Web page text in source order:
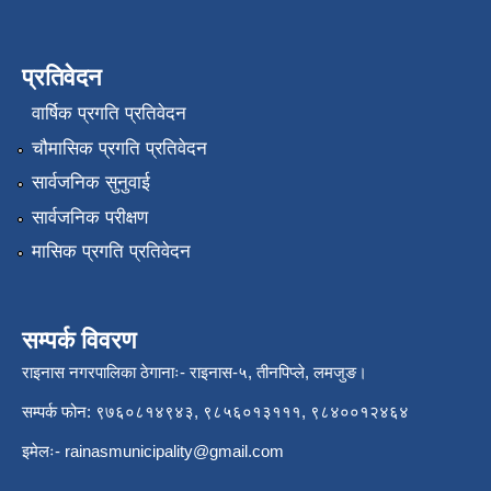
प्रतिवेदन
वार्षिक प्रगति प्रतिवेदन
चौमासिक प्रगति प्रतिवेदन
सार्वजनिक सुनुवाई
सार्वजनिक परीक्षण
मासिक प्रगति प्रतिवेदन
सम्पर्क विवरण
राइनास नगरपालिका ठेगानाः- राइनास-५, तीनपिप्ले, लमजुङ।
सम्पर्क फोन: ९७६०८१४९४३, ९८५६०१३१११, ९८४००१२४६४
इमेलः- rainasmunicipality@gmail.com